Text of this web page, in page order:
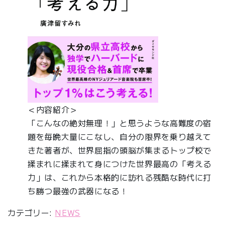
＜内容紹介＞
「こんなの絶対無理！」と思うような高難度の宿
題を毎晩大量にこなし、自分の限界を乗り越えて
きた著者が、世界屈指の頭脳が集まるトップ校で
揉まれに揉まれて身につけた世界最高の「考える
力」は、これから本格的に訪れる残酷な時代に打
ち勝つ最強の武器になる！
カテゴリー: NEWS